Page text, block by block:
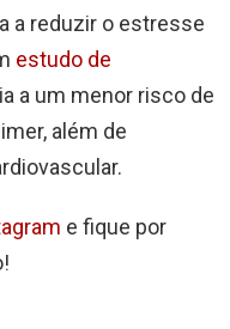
a reduzir o estresse
estudo de
a um menor risco de
além de
e fique por